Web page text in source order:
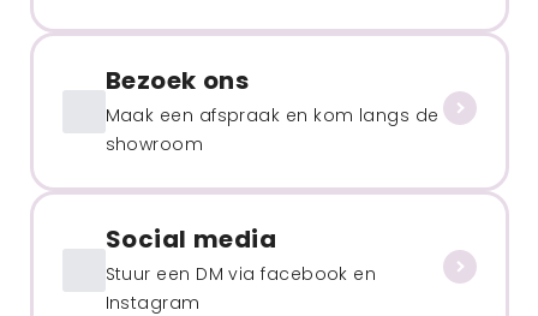
Bezoek ons
Maak een afspraak en kom langs de
showroom
Social media
Stuur een DM via facebook en
Instagram